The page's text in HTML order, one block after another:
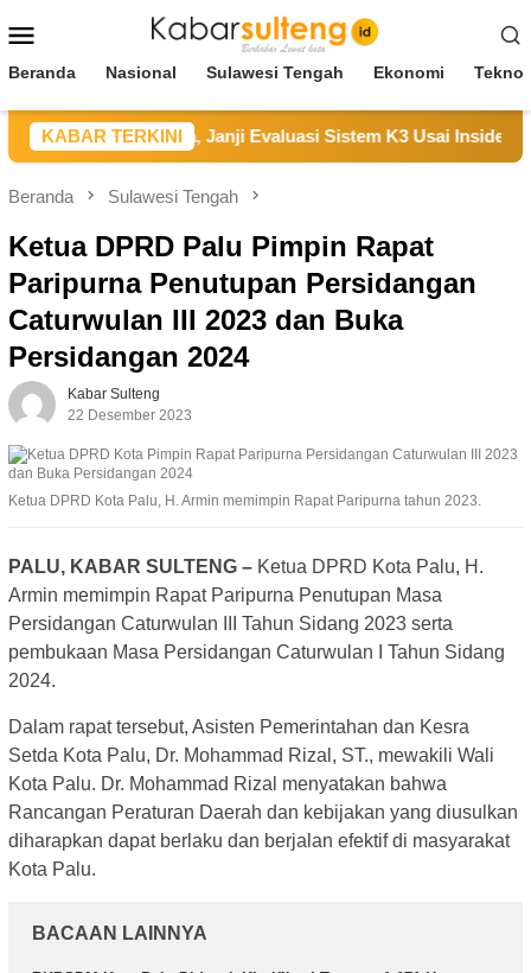
ke
Mobile
Beranda Nasional Sulawesi Tengah Ekonomi
KABAR TERKINI
Sampaikan Duka, Janji Evaluasi Sistem K3 Usai Insiden
Beranda Sulawesi Tengah
Ketua DPRD Palu Pimpin Rapat
Paripurna Penutupan Persidangan
Caturwulan III 2023 dan Buka
Persidangan 2024
Kabar Sulteng
22 Desember 2023
Ketua DPRD Kota Palu, H. Armin memimpin Rapat Paripurna tahun 2023.
PALU, KABAR SULTENG – Ketua DPRD Kota Palu, H.
Armin memimpin Rapat Paripurna Penutupan Masa
Persidangan Caturwulan III Tahun Sidang 2023 serta
pembukaan Masa Persidangan Caturwulan I Tahun Sidang
2024.
Dalam rapat tersebut, Asisten Pemerintahan dan Kesra
Setda Kota Palu, Dr. Mohammad Rizal, ST., mewakili Wali
Kota Palu. Dr. Mohammad Rizal menyatakan bahwa
Rancangan Peraturan Daerah dan kebijakan yang diusulkan
diharapkan dapat berlaku dan berjalan efektif di masyarakat
Kota Palu.
BACAAN LAINNYA